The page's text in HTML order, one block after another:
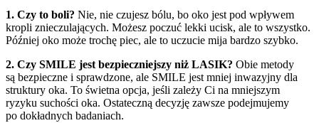
1. Czy to boli? Nie, nie czujesz bólu, bo oko jest pod wpływem
kropli znieczulających. Możesz poczuć lekki ucisk, ale to wszystko.
Później oko może trochę piec, ale to uczucie mija bardzo szybko.
2. Czy SMILE jest bezpieczniejszy niż LASIK? Obie metody
są bezpieczne i sprawdzone, ale SMILE jest mniej inwazyjny dla
struktury oka. To świetna opcja, jeśli zależy Ci na mniejszym
ryzyku suchości oka. Ostateczną decyzję zawsze podejmujemy
po dokładnych badaniach.